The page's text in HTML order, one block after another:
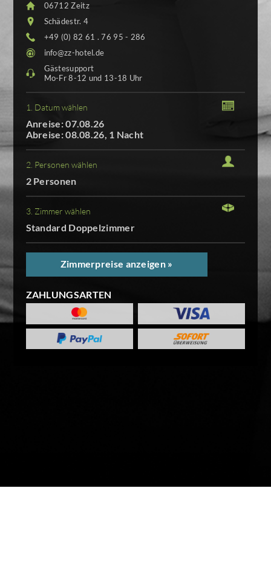
06712 Zeitz
Schädestr. 4
+49 (0) 82 61 . 76 95 - 286
info@zz-hotel.de
Gästesupport
Mo-Fr 8-12 und 13-18 Uhr
1. Datum wählen
Anreise: 07.08.26
Abreise: 08.08.26, 1 Nacht
2. Personen wählen
2 Personen
3. Zimmer wählen
Standard Doppelzimmer
Zimmerpreise anzeigen »
ZAHLUNGSARTEN